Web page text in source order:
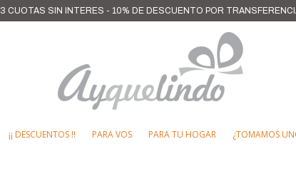
3 CUOTAS SIN INTERES - 10% DE DESCUENTO POR
¡¡ DESCUENTOS !! PARA VOS PARA TU HOGAR ¿TOMAMOS